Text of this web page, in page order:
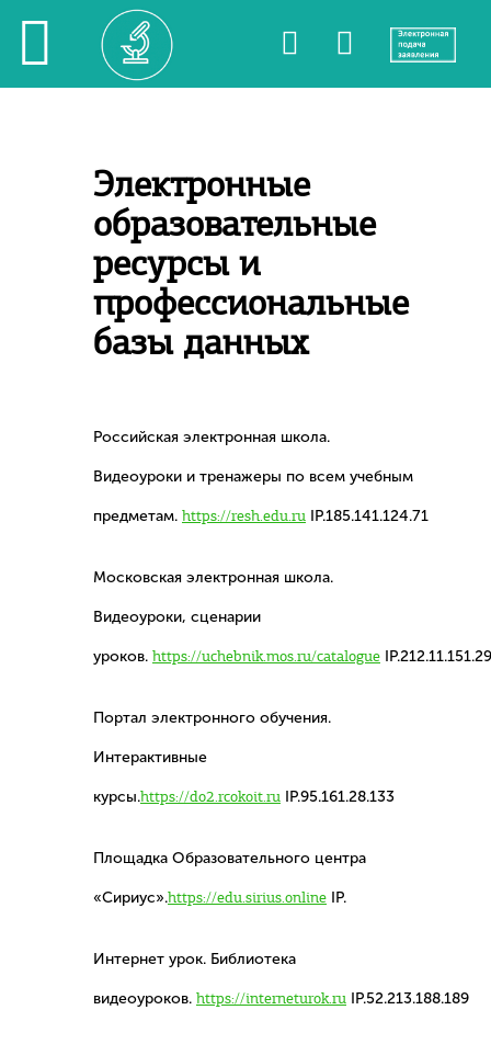
Электронные
образовательные
ресурсы и
профессиональные
базы данных
Российская электронная школа.
Видеоуроки и тренажеры по всем учебным
предметам. https://resh.edu.ru IP.185.141.124.71
Московская электронная школа.
Видеоуроки, сценарии
уроков. https://uchebnik.mos.ru/catalogue IP.212.11.151.29
Портал электронного обучения.
Интерактивные
курсы.https://do2.rcokoit.ru IP.95.161.28.133
Площадка Образовательного центра
«Сириус».https://edu.sirius.online IP.
Интернет урок. Библиотека
видеоуроков. https://interneturok.ru IP.52.213.188.189